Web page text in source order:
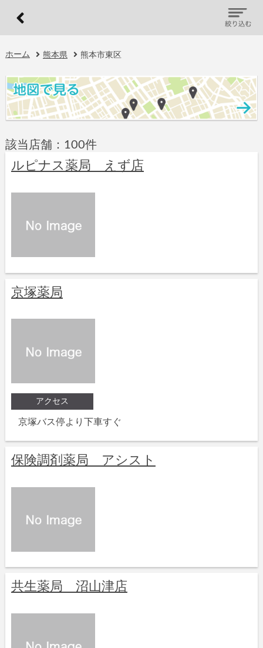
ホーム 熊本県 熊本市東区
該当店舗：100件
ルピナス薬局 えず店
京塚薬局
アクセス
京塚バス停より下車すぐ
保険調剤薬局 アシスト
共生薬局 沼山津店